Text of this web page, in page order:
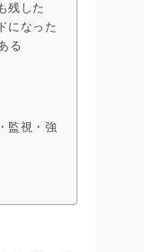
残した
になった
る
監視・強